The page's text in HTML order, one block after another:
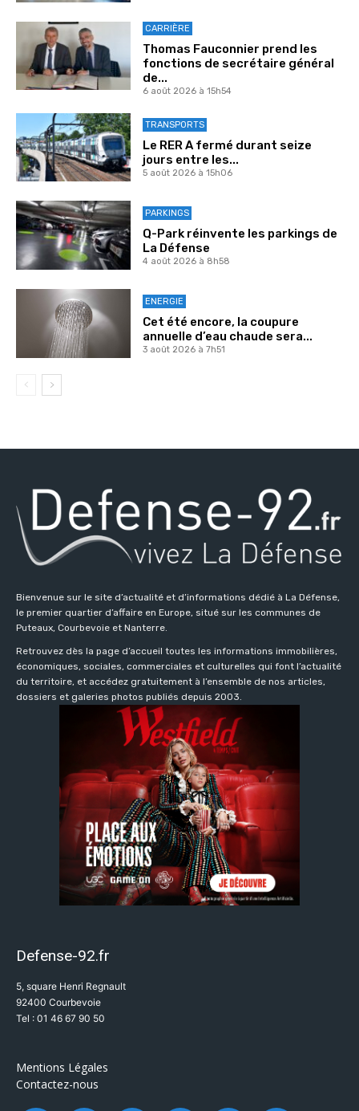
CARRIÈRE
Thomas Fauconnier prend les
fonctions de secrétaire général
de...
6 août 2026 à 15h54
TRANSPORTS
Le RER A fermé durant seize
jours entre les...
5 août 2026 à 15h06
PARKINGS
Q-Park réinvente les parkings de
La Défense
4 août 2026 à 8h58
ENERGIE
Cet été encore, la coupure
annuelle d’eau chaude sera...
3 août 2026 à 7h51
Bienvenue sur le site d’actualité et d’informations dédié à La Défense,
le premier quartier d’affaire en Europe, situé sur les communes de
Puteaux, Courbevoie et Nanterre.
Retrouvez dès la page d’accueil toutes les informations immobilières,
économiques, sociales, commerciales et culturelles qui font l’actualité
du territoire, et accédez gratuitement à l’ensemble de nos articles,
dossiers et galeries photos publiés depuis 2003.
Defense-92.fr
5, square Henri Regnault
92400 Courbevoie
Tel : 01 46 67 90 50
Mentions Légales
Contactez-nous